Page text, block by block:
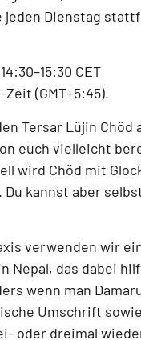
jeden Dienstag
CET
Zeit (GMT+5:45).
Tersar Lüjin Chöd
euch vielleicht
wird Chöd mit
Du kannst aber
verwenden wir
Nepal, das dabei
wenn man
Umschrift
oder dreimal